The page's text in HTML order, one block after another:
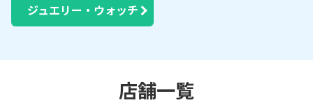
ジュエリー・ウォッチ
店舗一覧